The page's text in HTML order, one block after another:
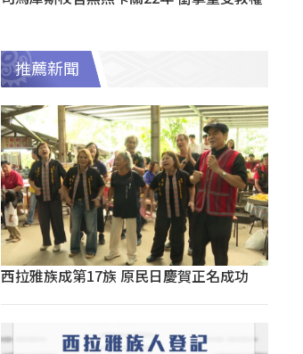
推薦新聞
西拉雅族成第17族 原民日慶賀正名成功